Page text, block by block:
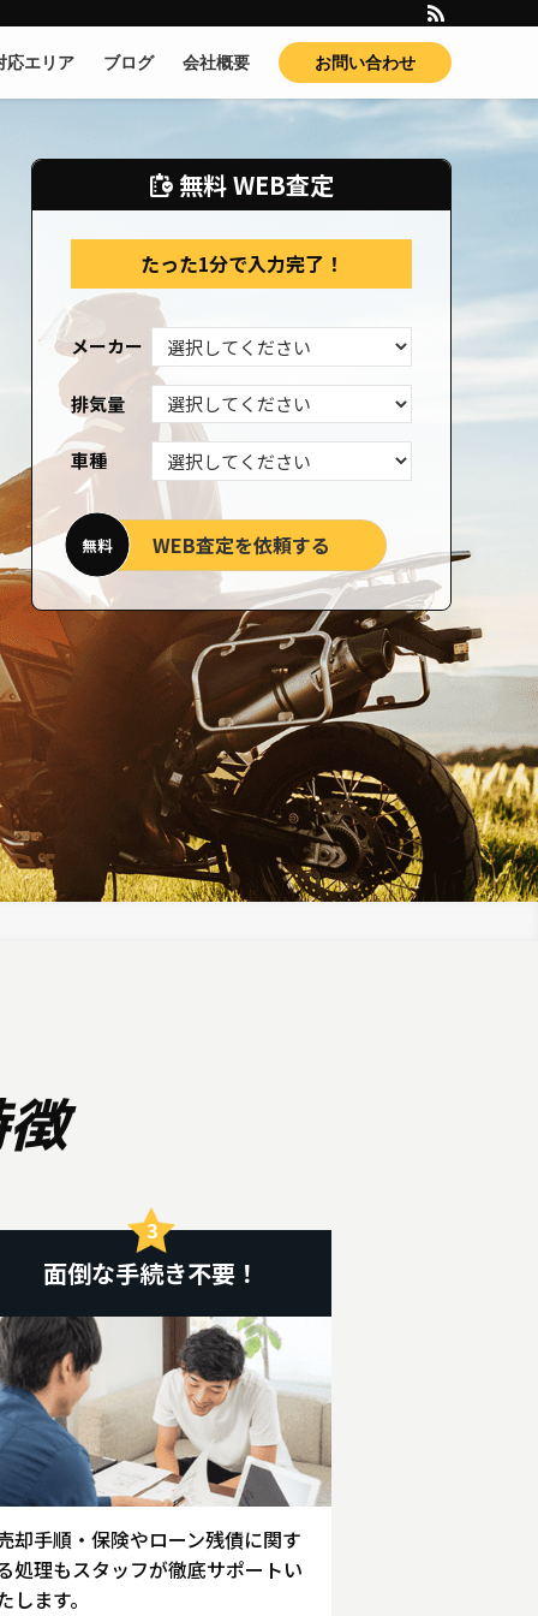
応エリア ブログ 会社概要 お問い合わせ
無料 WEB査定
たった1分で入力完了！
メーカー
排気量
車種
無料 WEB査定を依頼する
面倒な手続き不要！
却手順・保険やローン残債に関す
処理もスタッフが徹底サポートい
します。